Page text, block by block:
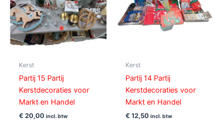
Kerst
Partij 15 Partij
Kerstdecoraties voor
Markt en Handel
€ 20,00 incl. btw
Kerst
Partij 14 Partij
Kerstdecoraties voor
Markt en Handel
€ 12,50 incl. btw